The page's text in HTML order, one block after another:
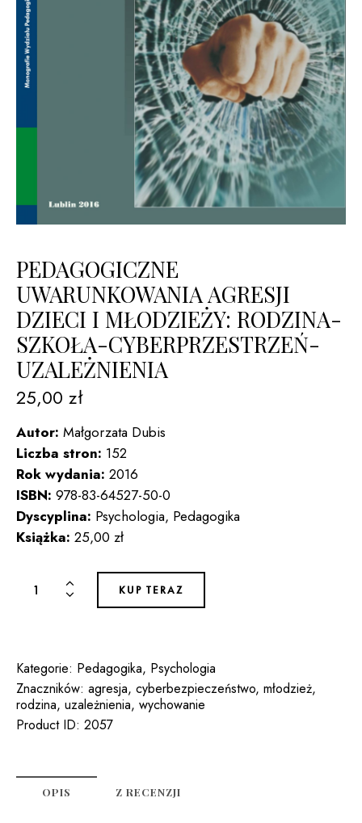
PEDAGOGICZNE
UWARUNKOWANIA AGRESJI
DZIECI I MŁODZIEŻY: RODZINA-
SZKOŁA-CYBERPRZESTRZEŃ-
UZALEŻNIENIA
25,00 zł
Autor: Małgorzata Dubis
Liczba stron: 152
Rok wydania: 2016
ISBN: 978-83-64527-50-0
Dyscyplina: Psychologia, Pedagogika
Książka: 25,00 zł
ilość
PEDAGOGICZNE
DZIECI
I
MŁODZIEŻY:
RODZINA-
UZALEŻNIENIA
KUP TERAZ
Kategorie: Pedagogika, Psychologia
Znaczników: agresja, cyberbezpieczeństwo, młodzież,
rodzina, uzależnienia, wychowanie
Product ID: 2057
OPIS Z RECENZJI